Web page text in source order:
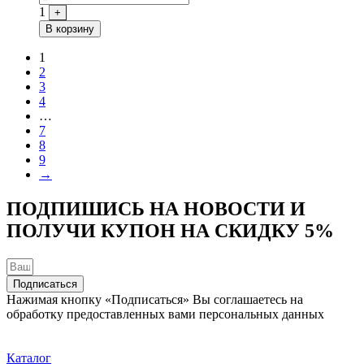
1
+
В корзину
1
2
3
4
…
7
8
9
→
ПОДПИШИСЬ НА НОВОСТИ И
ПОЛУЧИ КУПОН НА СКИДКУ 5%
Подписаться
Нажимая кнопку «Подписаться» Вы соглашаетесь на
обработку предоставленных вами персональных данных
Каталог